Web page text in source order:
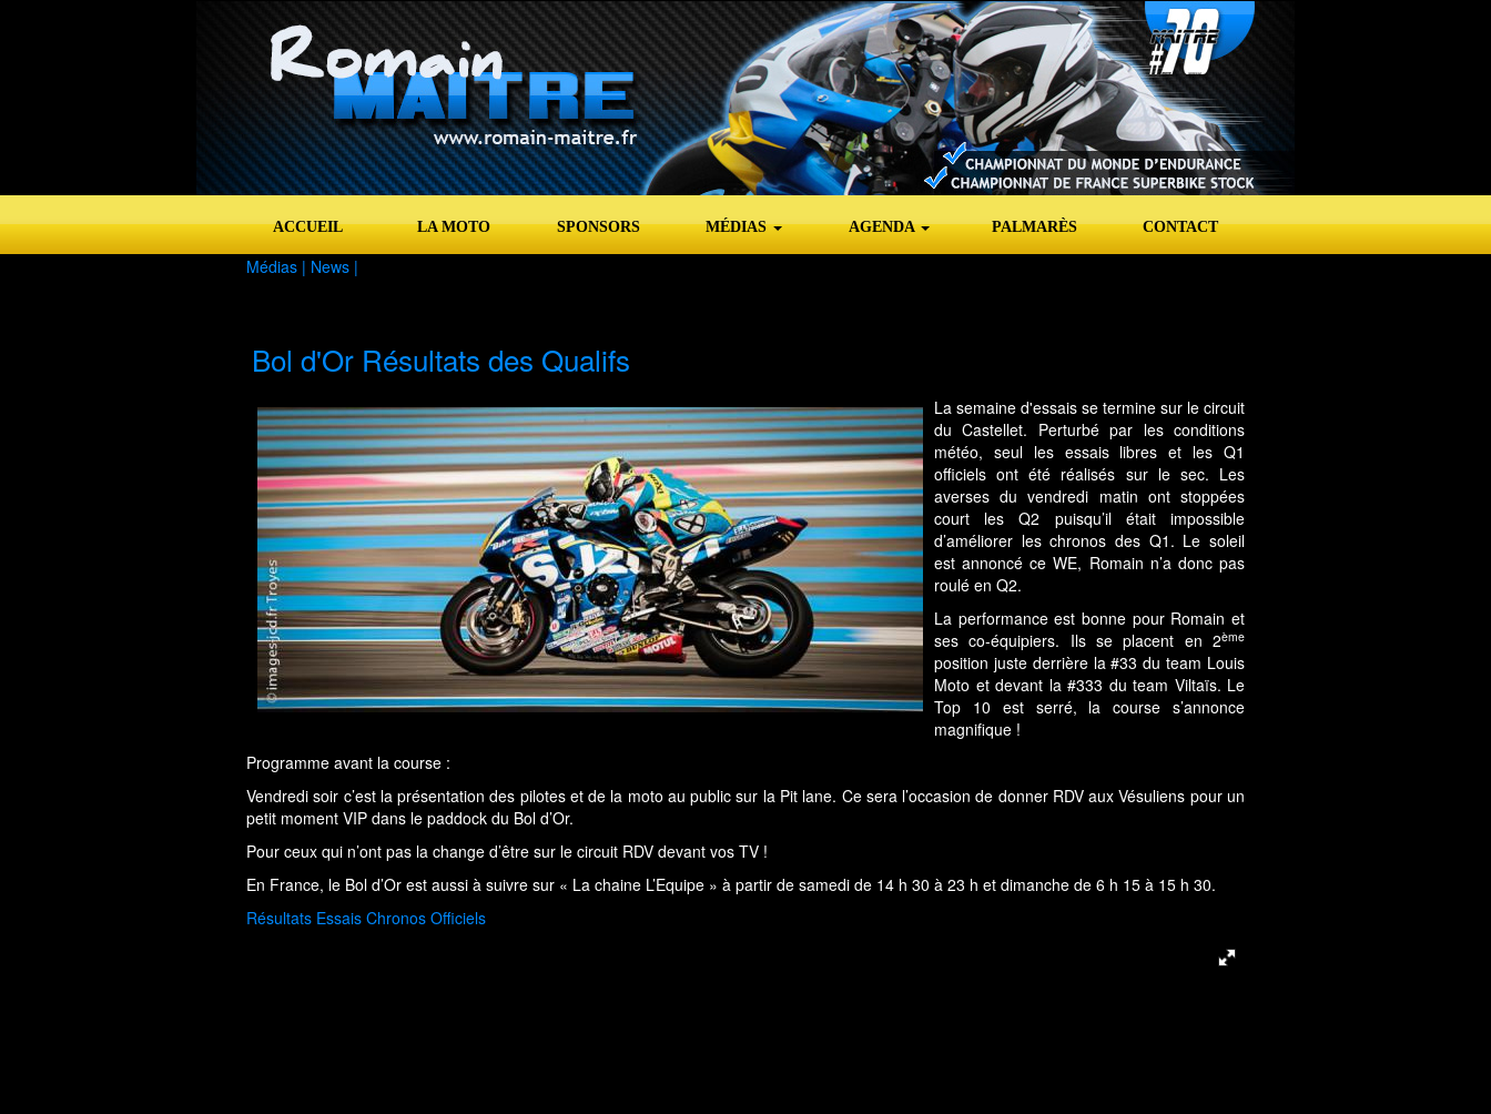
ACCUEIL LA MOTO SPONSORS MÉDIAS AGENDA PALMARÈS CONTACT
Médias | News |
Bol d'Or Résultats des Qualifs
La semaine d'essais se termine sur le circuit
du Castellet. Perturbé par les conditions
météo, seul les essais libres et les Q1
officiels ont été réalisés sur le sec. Les
averses du vendredi matin ont stoppées
court les Q2 puisqu’il était impossible
d’améliorer les chronos des Q1. Le soleil
est annoncé ce WE, Romain n’a donc pas
roulé en Q2.
La performance est bonne pour Romain et
ses co-équipiers. Ils se placent en 2ème
position juste derrière la #33 du team Louis
Moto et devant la #333 du team Viltaïs. Le
Top 10 est serré, la course s’annonce
magnifique !
Programme avant la course :
Vendredi soir c’est la présentation des pilotes et de la moto au public sur la Pit lane. Ce sera l’occasion de donner RDV aux Vésuliens pour un
petit moment VIP dans le paddock du Bol d’Or.
Pour ceux qui n’ont pas la change d’être sur le circuit RDV devant vos TV !
En France, le Bol d’Or est aussi à suivre sur « La chaine L’Equipe » à partir de samedi de 14 h 30 à 23 h et dimanche de 6 h 15 à 15 h 30.
Résultats Essais Chronos Officiels